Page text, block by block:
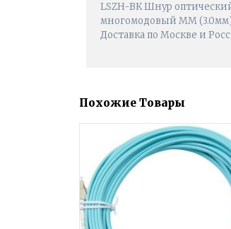
LSZH-BK Шнур
многомодовый MM
Доставка по Москве и
Похожие Товары